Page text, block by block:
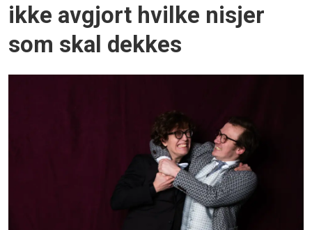
ikke avgjort hvilke nisjer
som skal dekkes